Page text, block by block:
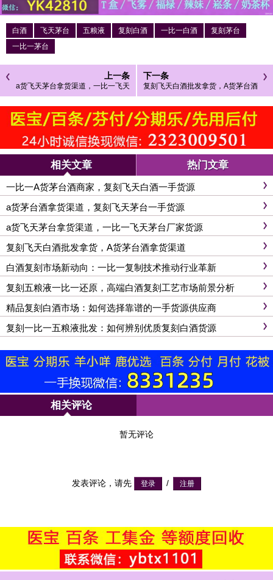
白酒 飞天茅台 五粮液 复刻白酒 一比一白酒
复刻茅台
一比一茅台
上一条
a货飞天茅台拿货渠道，一比一飞天
下一条
复刻飞天白酒批发拿货，A货茅台酒
相关文章 热门文章
一比一A货茅台酒商家，复刻飞天白酒一手货源
a货茅台酒拿货渠道，复刻飞天茅台一手货源
a货飞天茅台拿货渠道，一比一飞天茅台厂家货源
复刻飞天白酒批发拿货，A货茅台酒拿货渠道
白酒复刻市场新动向：一比一复制技术推动行业革新
复刻五粮液一比一还原，高端白酒复刻工艺市场前景分析
精品复刻白酒市场：如何选择靠谱的一手货源供应商
复刻一比一五粮液批发：如何辨别优质复刻白酒货源
相关评论
暂无评论
发表评论，请先 /